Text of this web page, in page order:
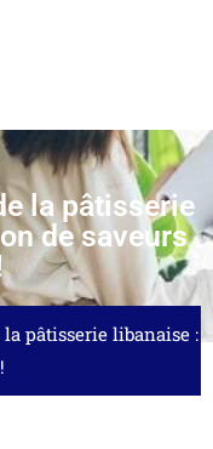
la pâtisserie
de saveurs
pâtisserie libanaise :